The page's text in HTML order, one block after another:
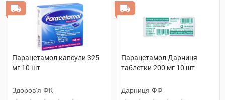
Парацетамол капсули 325
мг 10 шт
Здоров'я ФК
Парацетамол Дарниця
таблетки 200 мг 10 шт
Дарниця ФФ